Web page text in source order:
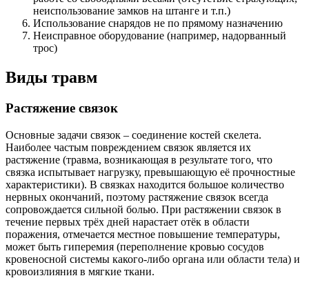
неиспользование замков на штанге и т.п.)
Использование снарядов не по прямому назначению
Неисправное оборудование (например, надорванный
трос)
Виды травм
Растяжение связок
Основные задачи связок – соединение костей скелета.
Наиболее частым повреждением связок является их
растяжение (травма, возникающая в результате того, что
связка испытывает нагрузку, превышающую её прочностные
характеристики). В связках находится большое количество
нервных окончаний, поэтому растяжение связок всегда
сопровождается сильной болью. При растяжении связок в
течение первых трёх дней нарастает отёк в области
поражения, отмечается местное повышение температуры,
может быть гиперемия (переполнение кровью сосудов
кровеносной системы какого-либо органа или области тела) и
кровоизлияния в мягкие ткани.